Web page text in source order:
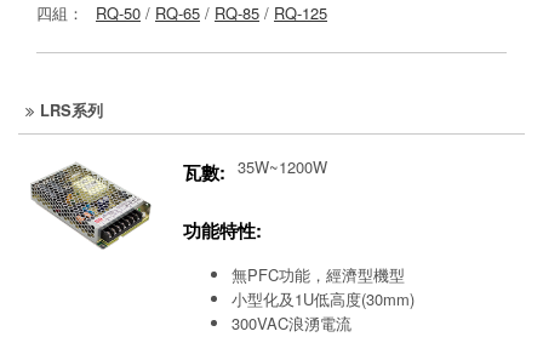
四組： RQ-50 / RQ-65 / RQ-85 / RQ-125
LRS系列
瓦數: 35W~1200W
功能特性:
無PFC功能，經濟型機型
小型化及1U低高度(30mm)
300VAC浪湧電流